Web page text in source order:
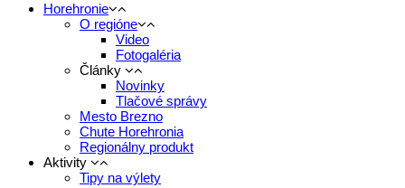
Horehronie
O regióne
Video
Fotogaléria
Články
Novinky
Tlačové správy
Mesto Brezno
Chute Horehronia
Regionálny produkt
Aktivity
Tipy na výlety